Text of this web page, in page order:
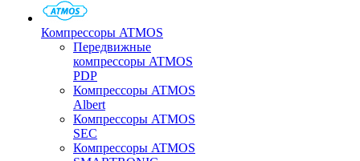
Компрессоры ATMOS
Передвижные
компрессоры ATMOS
PDP
Компрессоры ATMOS
Albert
Компрессоры ATMOS
SEC
Компрессоры ATMOS